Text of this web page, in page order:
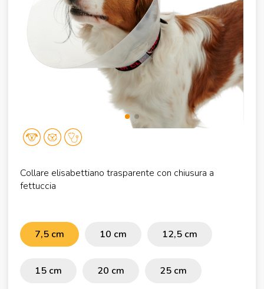
Collare elisabettiano trasparente con chiusura a
fettuccia
7,5 cm 10 cm 12,5 cm
15 cm 20 cm 25 cm